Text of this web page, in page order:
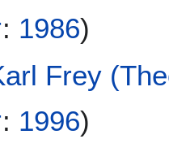
: 1986)
Frey
: 1996)